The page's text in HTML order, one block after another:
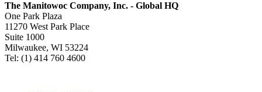
The Manitowoc Company, Inc. - Global HQ
One Park Plaza
11270 West Park Place
Suite 1000
Milwaukee, WI 53224
Tel: (1) 414 760 4600